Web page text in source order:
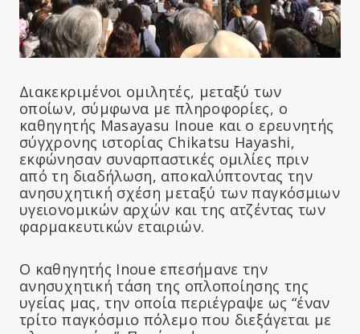
Διακεκριμένοι ομιλητές, μεταξύ των
οποίων, σύμφωνα με πληροφορίες, ο
καθηγητής Masayasu Inoue και ο ερευνητής
σύγχρονης ιστορίας Chikatsu Hayashi,
εκφώνησαν συναρπαστικές ομιλίες πριν
από τη διαδήλωση, αποκαλύπτοντας την
ανησυχητική σχέση μεταξύ των παγκόσμιων
υγειονομικών αρχών και της ατζέντας των
φαρμακευτικών εταιριών.
Ο καθηγητής Inoue επεσήμανε την
ανησυχητική τάση της οπλοποίησης της
υγείας μας, την οποία περιέγραψε ως “έναν
τρίτο παγκόσμιο πόλεμο που διεξάγεται με